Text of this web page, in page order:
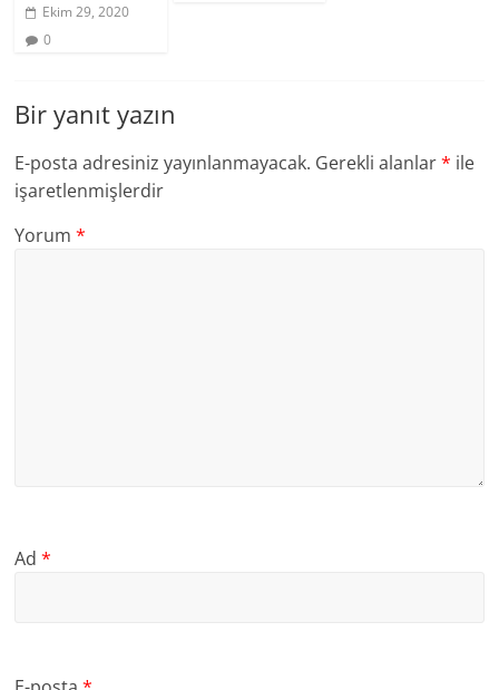
Ekim 29, 2020
0
Bir yanıt yazın
E-posta adresiniz yayınlanmayacak. Gerekli alanlar* ile
işaretlenmişlerdir
Yorum*
Ad*